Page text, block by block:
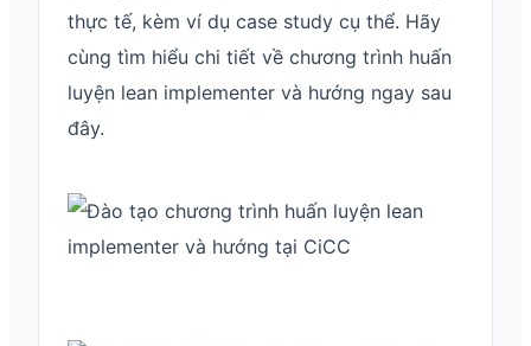
thực tế, kèm ví dụ case study cụ thể. Hãy
cùng tìm hiểu chi tiết về chương trình huấn
luyện lean implementer và hướng ngay sau
đây.